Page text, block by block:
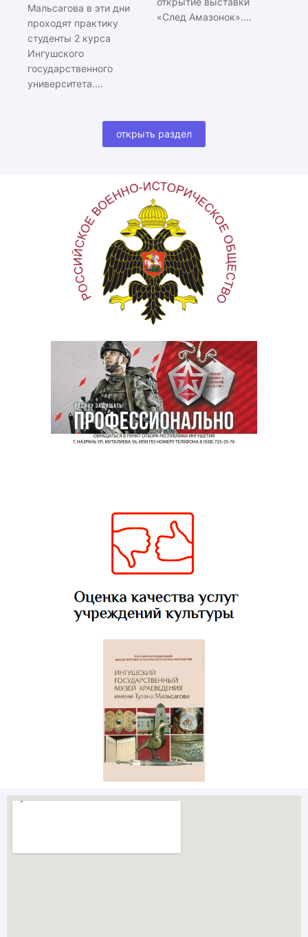
Мальсагова в эти дни
проходят практику
студенты 2 курса
Ингушского
государственного
университета....
«След Амазонок»....
открыть раздел